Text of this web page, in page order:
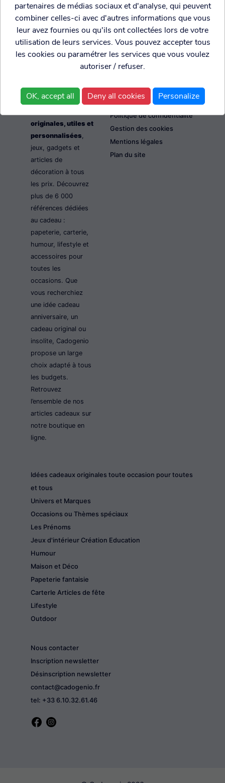
boutique
spécialisée dans
originales, utiles et
personnalisées,
jeux, gadgets et
articles de
décoration à tous
les prix. Découvrez
plus de 6 000
références dédiées
au cadeau :
papeterie, carterie,
humour, lifestyle et
accessoires pour
toutes les
occasions. Que
vous recherchiez
une idée cadeau
anniversaire, un
cadeau original ou
insolite, Cadogenio
propose un large
choix adapté à tous
les budgets.
Retrouvez
l’ensemble de nos
articles cadeaux sur
notre boutique en
ligne.
Conditions générales de
Politique de confidentialité
Gestion des cookies
Mentions légales
Plan du site
Idées cadeaux originales toute occasion pour toutes
et tous
Univers et Marques
Occasions ou Thèmes spéciaux
Les Prénoms
Jeux d'intérieur Création Education
Humour
Maison et Déco
Papeterie fantaisie
CarterIe Articles de fête
Lifestyle
Outdoor
Nous contacter
Inscription newsletter
Désinscription newsletter
contact@cadogenio.fr
tel: +33 6.10.32.61.46
partenaires de médias sociaux et d'analyse, qui peuvent
combiner celles-ci avec d'autres informations que vous
leur avez fournies ou qu'ils ont collectées lors de votre
utilisation de leurs services. Vous pouvez accepter tous
les cookies ou paramétrer les services que vous voulez
autoriser / refuser.
OK, accept all Deny all cookies Personalize